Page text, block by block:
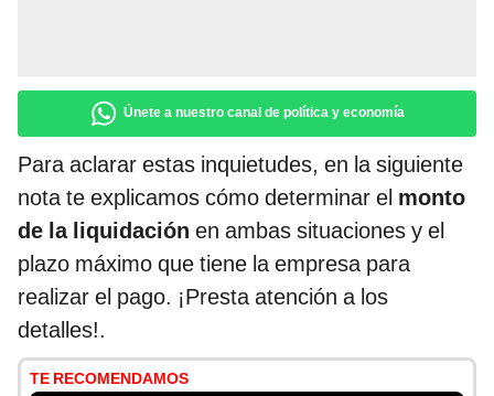
Únete a nuestro canal de política y economía
Para aclarar estas inquietudes, en la siguiente
nota te explicamos cómo determinar el monto
de la liquidación en ambas situaciones y el
plazo máximo que tiene la empresa para
realizar el pago. ¡Presta atención a los
detalles!.
TE RECOMENDAMOS